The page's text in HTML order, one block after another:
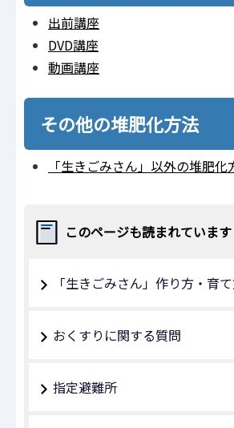
出前講座
DVD講座
動画講座
その他の堆肥化方法
「生きごみさん」以外の堆肥化
このページも読まれています
「生きごみさん」作り方・育
おくすりに関する質問
指定避難所